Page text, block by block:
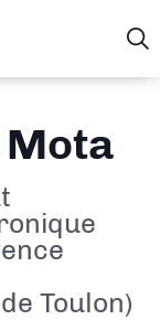
Mota
Toulon)